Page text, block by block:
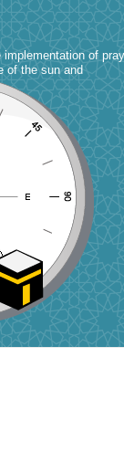
of
of the sun and